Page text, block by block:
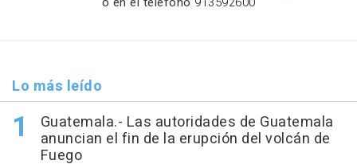
Lo más leído
Guatemala.- Las autoridades de Guatemala
anuncian el fin de la erupción del volcán de
Fuego